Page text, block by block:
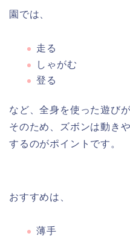
園では、
走る
しゃがむ
登る
など、全身を使った遊びが
そのため、ズボンは動き
するのがポイントです。
おすすめは、
薄手